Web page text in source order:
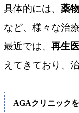
具体的には、 薬
など、様々な治
最近では、 再生
えてきており、
AGAクリニック